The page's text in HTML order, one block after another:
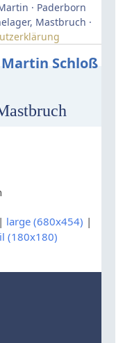
· Paderborn
Mastbruch ·
Schloß
| large (680x454) |
(180x180)